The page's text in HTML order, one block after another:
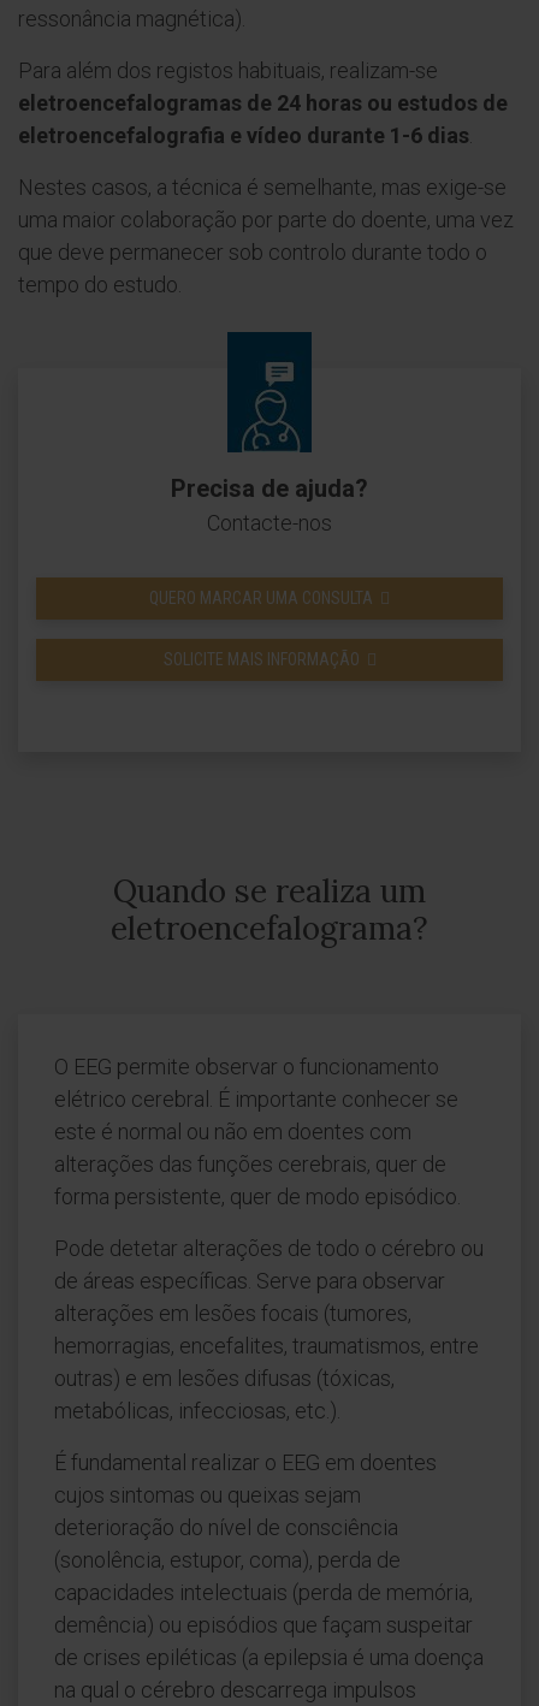
ressonância magnética).
Para além dos registos habituais, realizam-se
eletroencefalogramas de 24 horas ou estudos de
eletroencefalografia e vídeo durante 1-6 dias
Nestes casos, a técnica é semelhante, mas exige-se
uma maior colaboração por parte do doente, uma vez
que deve permanecer sob controlo durante todo o
tempo do estudo.
Precisa de ajuda?
Contacte-nos
QUERO MARCAR UMA CONSULTA
SOLICITE MAIS INFORMAÇÃO
Quando se realiza um
eletroencefalograma?
O EEG permite observar o funcionamento
elétrico cerebral. É importante conhecer se
este é normal ou não em doentes com
alterações das funções cerebrais, quer de
forma persistente, quer de modo episódico.
Pode detetar alterações de todo o cérebro ou
de áreas específicas. Serve para observar
alterações em lesões focais (tumores,
hemorragias, encefalites, traumatismos, entre
outras) e em lesões difusas (tóxicas,
metabólicas, infecciosas, etc.).
É fundamental realizar o EEG em doentes
cujos sintomas ou queixas sejam
deterioração do nível de consciência
(sonolência, estupor, coma), perda de
capacidades intelectuais (perda de memória,
demência) ou episódios que façam suspeitar
de crises epiléticas (a epilepsia é uma doença
na qual o cérebro descarrega impulsos